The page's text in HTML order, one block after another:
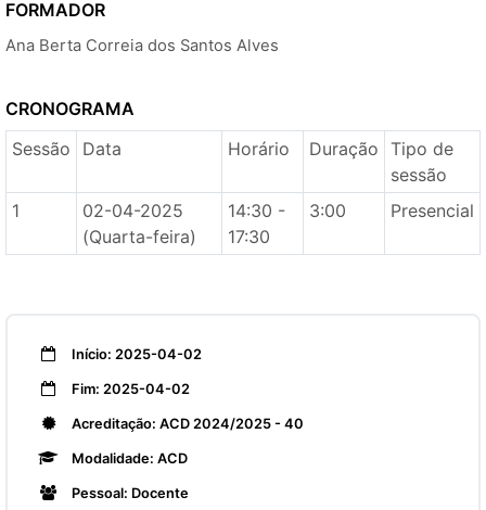
FORMADOR
Ana Berta Correia dos Santos Alves
CRONOGRAMA
Sessão
Data Horário Duração Tipo de
sessão
1
02-04-2025
(Quarta-feira)
14:30 -
17:30
3:00 Presencial
Início: 2025-04-02
Fim: 2025-04-02
Acreditação: ACD 2024/2025 - 40
Modalidade: ACD
Pessoal: Docente